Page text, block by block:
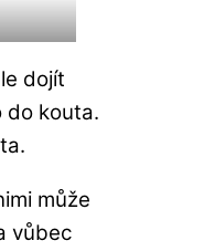
dojít
do kouta.
může
vůbec